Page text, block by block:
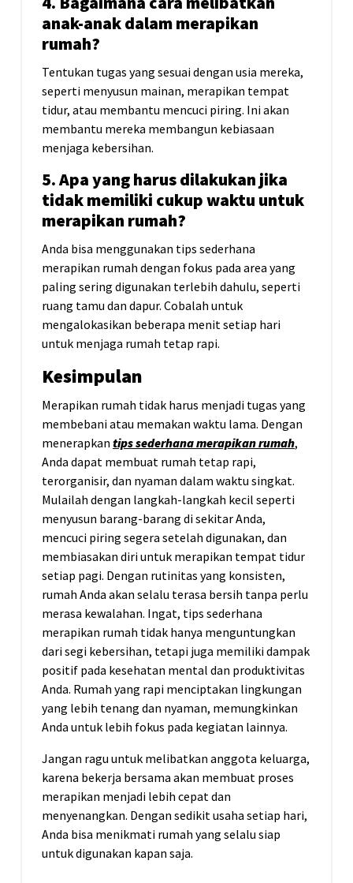
anak-anak dalam merapikan
rumah?
Tentukan tugas yang sesuai dengan usia mereka,
seperti menyusun mainan, merapikan tempat
tidur, atau membantu mencuci piring. Ini akan
membantu mereka membangun kebiasaan
menjaga kebersihan.
5. Apa yang harus dilakukan jika
tidak memiliki cukup waktu untuk
merapikan rumah?
Anda bisa menggunakan tips sederhana
merapikan rumah dengan fokus pada area yang
paling sering digunakan terlebih dahulu, seperti
ruang tamu dan dapur. Cobalah untuk
mengalokasikan beberapa menit setiap hari
untuk menjaga rumah tetap rapi.
Kesimpulan
Merapikan rumah tidak harus menjadi tugas yang
membebani atau memakan waktu lama. Dengan
menerapkan tips sederhana merapikan rumah,
Anda dapat membuat rumah tetap rapi,
terorganisir, dan nyaman dalam waktu singkat.
Mulailah dengan langkah-langkah kecil seperti
menyusun barang-barang di sekitar Anda,
mencuci piring segera setelah digunakan, dan
membiasakan diri untuk merapikan tempat tidur
setiap pagi. Dengan rutinitas yang konsisten,
rumah Anda akan selalu terasa bersih tanpa perlu
merasa kewalahan. Ingat, tips sederhana
merapikan rumah tidak hanya menguntungkan
dari segi kebersihan, tetapi juga memiliki dampak
positif pada kesehatan mental dan produktivitas
Anda. Rumah yang rapi menciptakan lingkungan
yang lebih tenang dan nyaman, memungkinkan
Anda untuk lebih fokus pada kegiatan lainnya.
Jangan ragu untuk melibatkan anggota keluarga,
karena bekerja bersama akan membuat proses
merapikan menjadi lebih cepat dan
menyenangkan. Dengan sedikit usaha setiap hari,
Anda bisa menikmati rumah yang selalu siap
untuk digunakan kapan saja.